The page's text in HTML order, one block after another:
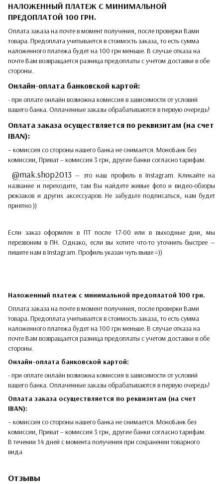
НАЛОЖЕННЫЙ ПЛАТЕЖ С МИНИМАЛЬНОЙ
ПРЕДОПЛАТОЙ 100 ГРН.
Оплата заказа на почте в момент получения, после проверки Вами
товара. Предоплата учитывается в стоимость заказа, то есть сумма
наложенного платежа будет на 100 грн меньше. В случае отказа на
почте Вам возвращается разница предоплаты с учетом доставки в обе
стороны.
Онлайн-оплата банковской картой:
- при оплате онлайн возможна комиссия в зависимости от условий
вашего банка. Оплаченные заказы обрабатываются в первую очередь!
Оплата заказа осуществляется по реквизитам (на счет
IBAN):
– комиссия со стороны нашего банка не снимается. МоноБанк без
комиссии, Приват – комиссия 3 грн, другие банки согласно тарифам.
@mak.shop2013 — это наш профиль в Instagram. Кликайте на
название и переходите, там Вы найдете живые фото и видео-обзоры
рюкзаков и других аксессуаров. Не забудьте подписаться, нам будет
приятно ))
Если заказ оформлен в ПТ после 17-00 или в выходные дни, мы
перезвоним в ПН. Однако, если вы хотите что-то уточнить быстрее —
пишите нам в Instagram. Профиль указан чуть выше =))
Наложенный платеж с минимальной предоплатой 100 грн.
Оплата заказа на почте в момент получения, после проверки Вами
товара. Предоплата учитывается в стоимость заказа, то есть сумма
наложенного платежа будет на 100 грн меньше. В случае отказа на
почте Вам возвращается разница предоплаты с учетом доставки в обе
стороны.​​
Онлайн-оплата банковской картой:
- при оплате онлайн возможна комиссия в зависимости от условий
вашего банка. Оплаченные заказы обрабатываются в первую очередь!
Оплата заказа осуществляется по реквизитам (на счет
IBAN):
– комиссия со стороны нашего банка не снимается. МоноБанк без
комиссии, Приват – комиссия 3 грн, другие банки согласно тарифам.
В течении 14 дней с момента получения при сохранении товарного
вида
Отзывы